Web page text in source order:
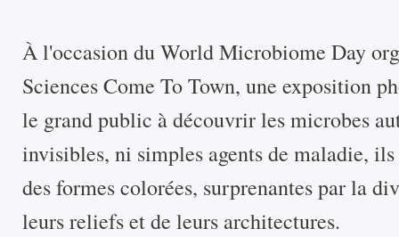
À l'occasion du World Microbiome Day
Sciences Come To Town, une exposition
le grand public à découvrir les microbes
invisibles, ni simples agents de maladie,
des formes colorées, surprenantes par la
leurs reliefs et de leurs architectures.